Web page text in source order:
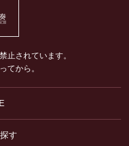
止されています。
てから。
す